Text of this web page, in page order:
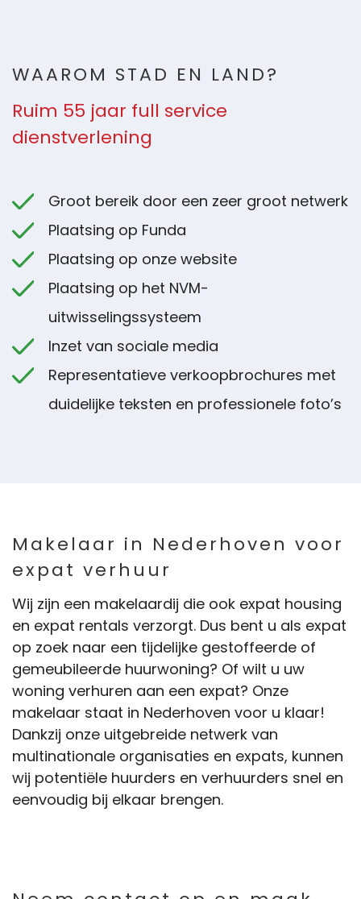
WAAROM STAD EN LAND?
Ruim 55 jaar full service
dienstverlening
Groot bereik door een zeer groot netwerk
Plaatsing op Funda
Plaatsing op onze website
Plaatsing op het NVM-
uitwisselingssysteem
Inzet van sociale media
Representatieve verkoopbrochures met
duidelijke teksten en professionele foto’s
Makelaar in Nederhoven voor
expat verhuur
Wij zijn een makelaardij die ook expat housing
en expat rentals verzorgt. Dus bent u als expat
op zoek naar een tijdelijke gestoffeerde of
gemeubileerde huurwoning? Of wilt u uw
woning verhuren aan een expat? Onze
makelaar staat in Nederhoven voor u klaar!
Dankzij onze uitgebreide netwerk van
multinationale organisaties en expats, kunnen
wij potentiële huurders en verhuurders snel en
eenvoudig bij elkaar brengen.